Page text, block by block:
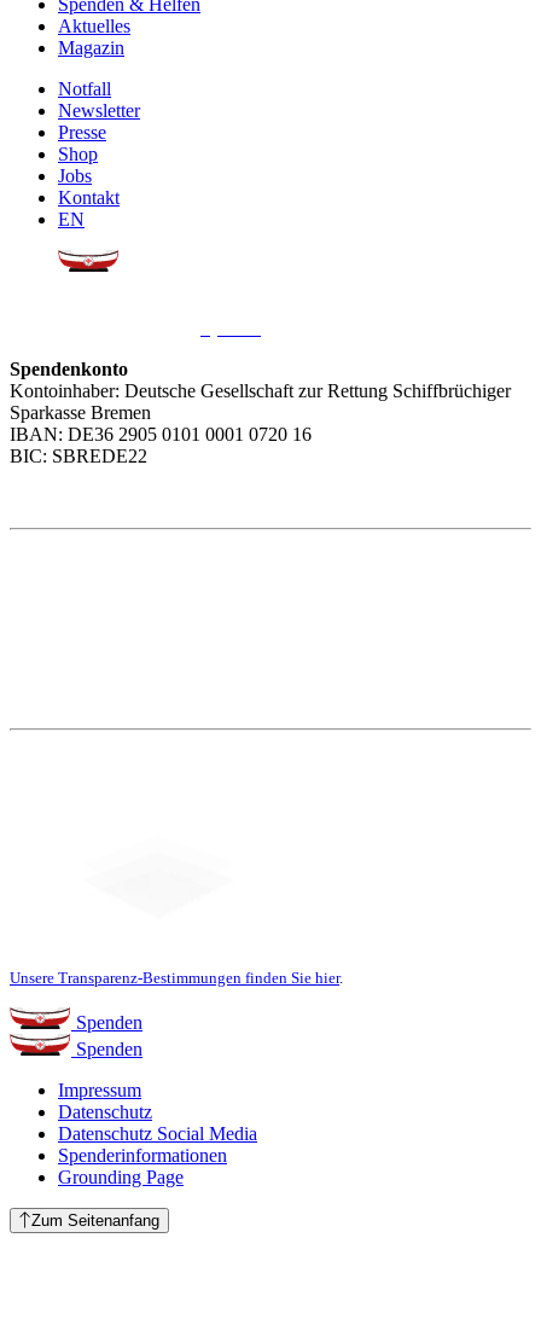
Spenden & Helfen
Aktuelles
Magazin
Notfall
Newsletter
Presse
Shop
Jobs
Kontakt
EN
Spendenkonto
Kontoinhaber: Deutsche Gesellschaft zur Rettung Schiffbrüchiger
Sparkasse Bremen
IBAN: DE36 2905 0101 0001 0720 16
BIC: SBREDE22
Unsere Transparenz-Bestimmungen finden Sie hier.
Spenden
Spenden
Impressum
Datenschutz
Datenschutz Social Media
Spenderinformationen
Grounding Page
Zum Seitenanfang